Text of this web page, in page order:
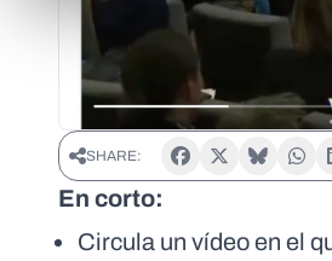
SHARE:
En corto:
Circula un vídeo en el